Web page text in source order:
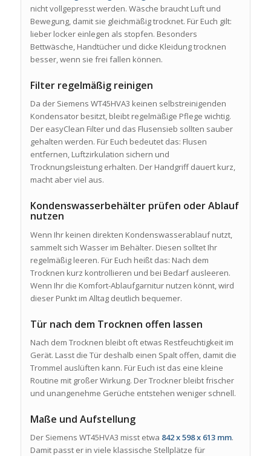
nicht vollgepresst werden. Wäsche braucht Luft und
Bewegung, damit sie gleichmäßig trocknet. Für Euch gilt:
lieber locker einlegen als stopfen. Besonders
Bettwäsche, Handtücher und dicke Kleidung trocknen
besser, wenn sie frei fallen können.
Filter regelmäßig reinigen
Da der Siemens WT45HVA3 keinen selbstreinigenden
Kondensator besitzt, bleibt regelmäßige Pflege wichtig.
Der easyClean Filter und das Flusensieb sollten sauber
gehalten werden. Für Euch bedeutet das: Flusen
entfernen, Luftzirkulation sichern und
Trocknungsleistung erhalten. Der Handgriff dauert kurz,
macht aber viel aus.
Kondenswasserbehälter prüfen oder Ablauf
nutzen
Wenn Ihr keinen direkten Kondenswasserablauf nutzt,
sammelt sich Wasser im Behälter. Diesen solltet Ihr
regelmäßig leeren. Für Euch heißt das: Nach dem
Trocknen kurz kontrollieren und bei Bedarf ausleeren.
Wenn Ihr die Komfort-Ablaufgarnitur nutzen könnt, wird
dieser Punkt im Alltag deutlich bequemer.
Tür nach dem Trocknen offen lassen
Nach dem Trocknen bleibt oft etwas Restfeuchtigkeit im
Gerät. Lasst die Tür deshalb einen Spalt offen, damit die
Trommel auslüften kann. Für Euch ist das eine kleine
Routine mit großer Wirkung. Der Trockner bleibt frischer
und unangenehme Gerüche entstehen weniger schnell.
Maße und Aufstellung
Der Siemens WT45HVA3 misst etwa 842 x 598 x 613 mm.
Damit passt er in viele klassische Stellplätze für